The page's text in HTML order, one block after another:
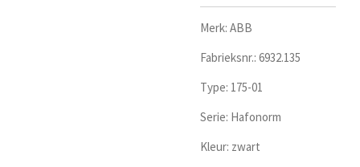
Merk: ABB
Fabrieksnr.: 6932.135
Type: 175-01
Serie: Hafonorm
Kleur: zwart